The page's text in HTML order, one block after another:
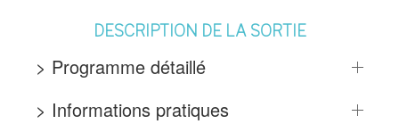
DESCRIPTION DE LA SORTIE
> Programme détaillé
> Informations pratiques